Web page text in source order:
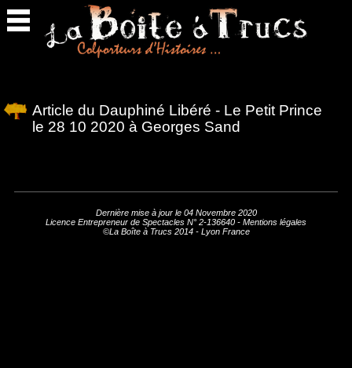
Article du Dauphiné Libéré - Le Petit Prince
le 28 10 2020 à Georges Sand
Dernière mise à jour le 04 Novembre 2020
Licence Entrepreneur de Spectacles N° 2-136640 - Mentions légales
©La Boîte à Trucs 2014 - Lyon France
Retour
en